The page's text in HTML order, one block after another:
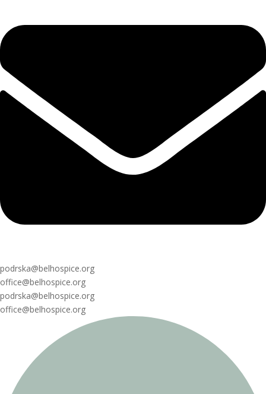
podrska@belhospice.org
office@belhospice.org
podrska@belhospice.org
office@belhospice.org